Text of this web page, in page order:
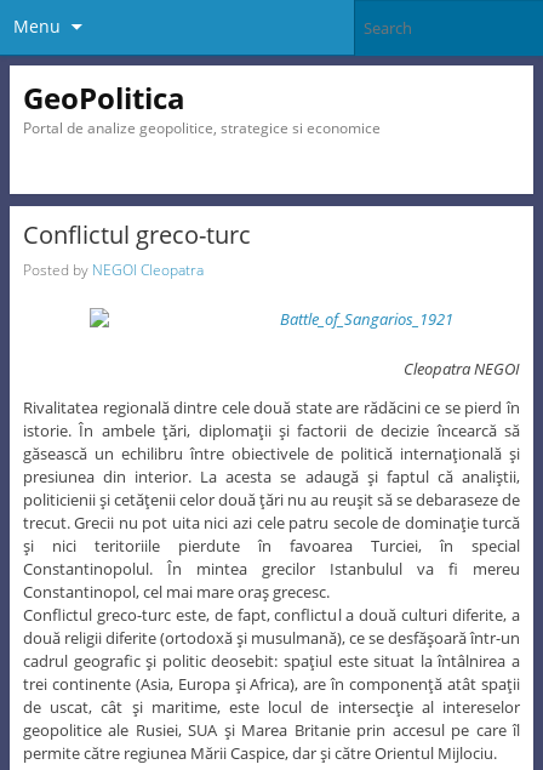
Menu
GeoPolitica
Portal de analize geopolitice, strategice si economice
Conflictul greco-turc
Posted by NEGOI Cleopatra
Cleopatra NEGOI
Rivalitatea regională dintre cele două state are rădăcini ce se pierd în
istorie. În ambele ţări, diplomaţii şi factorii de decizie încearcă să
găsească un echilibru între obiectivele de politică internaţională şi
presiunea din interior. La acesta se adaugă şi faptul că analiştii,
politicienii şi cetăţenii celor două ţări nu au reuşit să se debaraseze de
trecut. Grecii nu pot uita nici azi cele patru secole de dominaţie turcă
şi nici teritoriile pierdute în favoarea Turciei, în special
Constantinopolul. În mintea grecilor Istanbulul va fi mereu
Constantinopol, cel mai mare oraş grecesc.
Conflictul greco-turc este, de fapt, conflictul a două culturi diferite, a
două religii diferite (ortodoxă şi musulmană), ce se desfăşoară într-un
cadrul geografic şi politic deosebit: spaţiul este situat la întâlnirea a
trei continente (Asia, Europa şi Africa), are în componenţă atât spaţii
de uscat, cât şi maritime, este locul de intersecţie al intereselor
geopolitice ale Rusiei, SUA şi Marea Britanie prin accesul pe care îl
permite către regiunea Mării Caspice, dar şi către Orientul Mijlociu.